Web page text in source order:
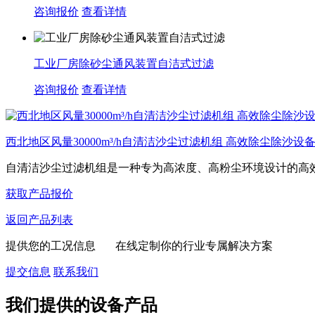
咨询报价 查看详情
工业厂房除砂尘通风装置自洁式过滤
咨询报价 查看详情
西北地区风量30000m³/h自清洁沙尘过滤机组 高效除尘除沙设备
自清洁沙尘过滤机组是一种专为高浓度、高粉尘环境设计的高
获取产品报价
返回产品列表
提供您的工况信息 在线定制你的行业专属解决方案
提交信息 联系我们
我们提供的设备产品